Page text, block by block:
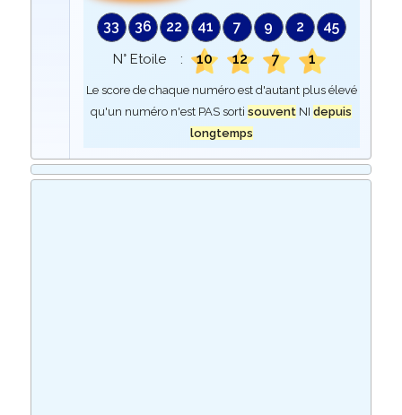
33 36 22 41 7 9 2 45
N° Etoile : 10 12 7 1
Le score de chaque numéro est d'autant plus élevé
qu'un numéro n'est PAS sortisouvent NIdepuis
longtemps